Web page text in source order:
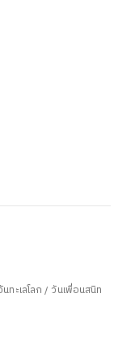
ทะเลโลก / วันเพื่อนสนิท